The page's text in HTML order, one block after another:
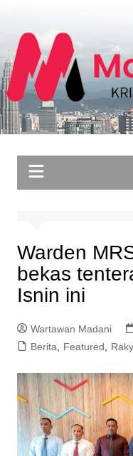
content
Warden
bekas
Isnin ini
Wartawan Madani
Berita, Featured,